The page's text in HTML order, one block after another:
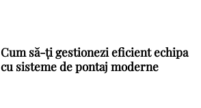
Cum să-ți gestionezi eficient echipa
cu sisteme de pontaj moderne